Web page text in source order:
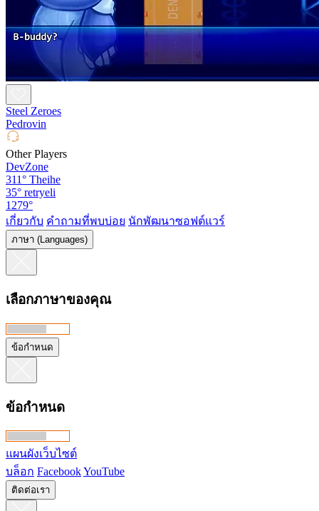
Steel Zeroes
Pedrovin
Other Players
DevZone
311° Theihe
35° retryeli
1279°
เกี่ยวกับ คำถามที่พบบ่อย นักพัฒนาซอฟต์แวร์
ภาษา (Languages)
เลือกภาษาของคุณ
ข้อกำหนด
ข้อกำหนด
แผนผังเว็บไซต์
บล็อก FacebookYouTube
ติดต่อเรา